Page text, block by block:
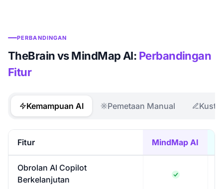
PERBANDINGAN
TheBrain vs MindMap AI: Perbandingan
Fitur
Kemampuan AI Pemetaan Manual
Fitur MindMap AI
Obrolan AI Copilot
Berkelanjutan